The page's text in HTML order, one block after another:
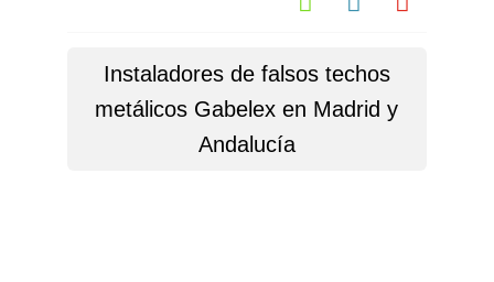
Instaladores de falsos techos
metálicos Gabelex en Madrid y
Andalucía